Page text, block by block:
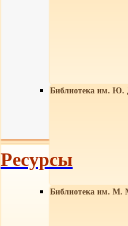
Библиотека им. Ю.
Библиотека им. М.
Ресурсы